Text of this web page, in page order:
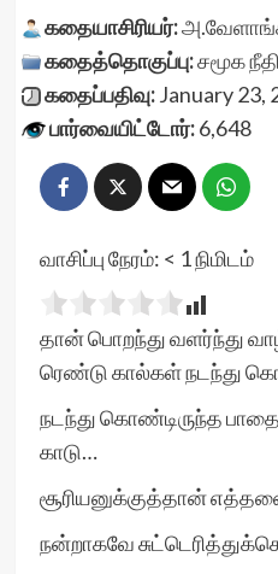
கதையாசிரியர்:
கதைத்தொகுப்பு:சமூக நீதி
கதைப்பதிவு:January 23,
பார்வையிட்டோர்:6,648
வாசிப்பு நேரம்: < 1நிமிடம்
தான் பொறந்து வளர்ந்து
ரெண்டு கால்கள் நடந்து
நடந்து கொண்டிருந்த
காடு…
சூரியனுக்குத்தான்
நன்றாகவே